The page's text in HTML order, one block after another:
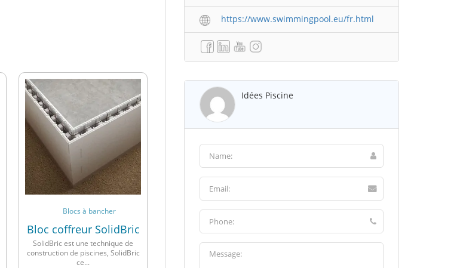
Blocs à bancher
Bloc coffreur SolidBric
SolidBric est une technique de
construction de piscines, SolidBric
ce...
https://www.swimmingpool.eu/fr.html
Idées Piscine